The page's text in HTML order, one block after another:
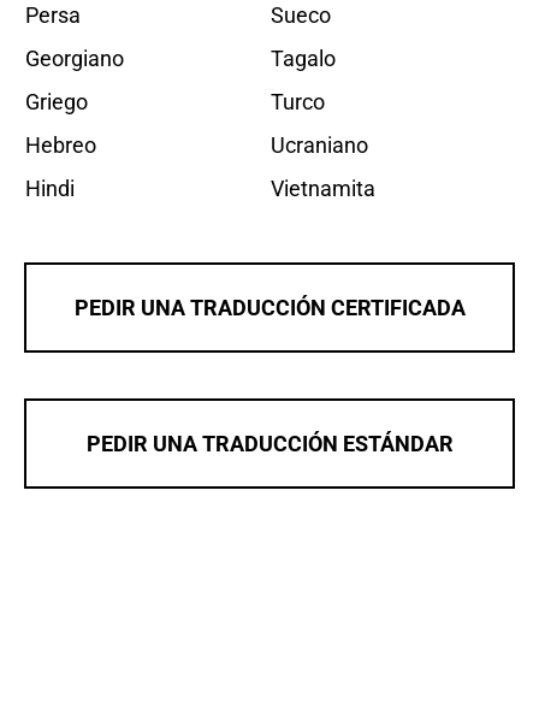
Persa
Georgiano
Griego
Hebreo
Hindi
Sueco
Tagalo
Turco
Ucraniano
Vietnamita
PEDIR UNA TRADUCCIÓN CERTIFICADA
PEDIR UNA TRADUCCIÓN ESTÁNDAR